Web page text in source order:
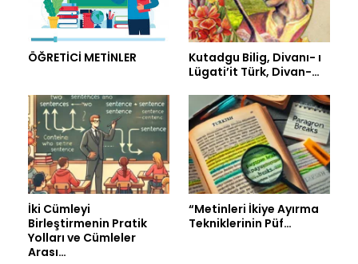
ÖĞRETİCİ METİNLER
Kutadgu Bilig, Divanı- ı
Lügati’it Türk, Divan-…
İki Cümleyi
Birleştirmenin Pratik
Yolları ve Cümleler
Arası…
“Metinleri İkiye Ayırma
Tekniklerinin Püf…